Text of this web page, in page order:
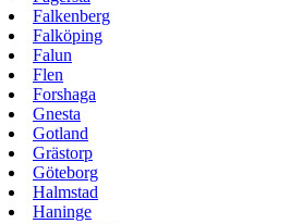
Falkenberg
Falköping
Falun
Flen
Forshaga
Gnesta
Gotland
Grästorp
Göteborg
Halmstad
Haninge